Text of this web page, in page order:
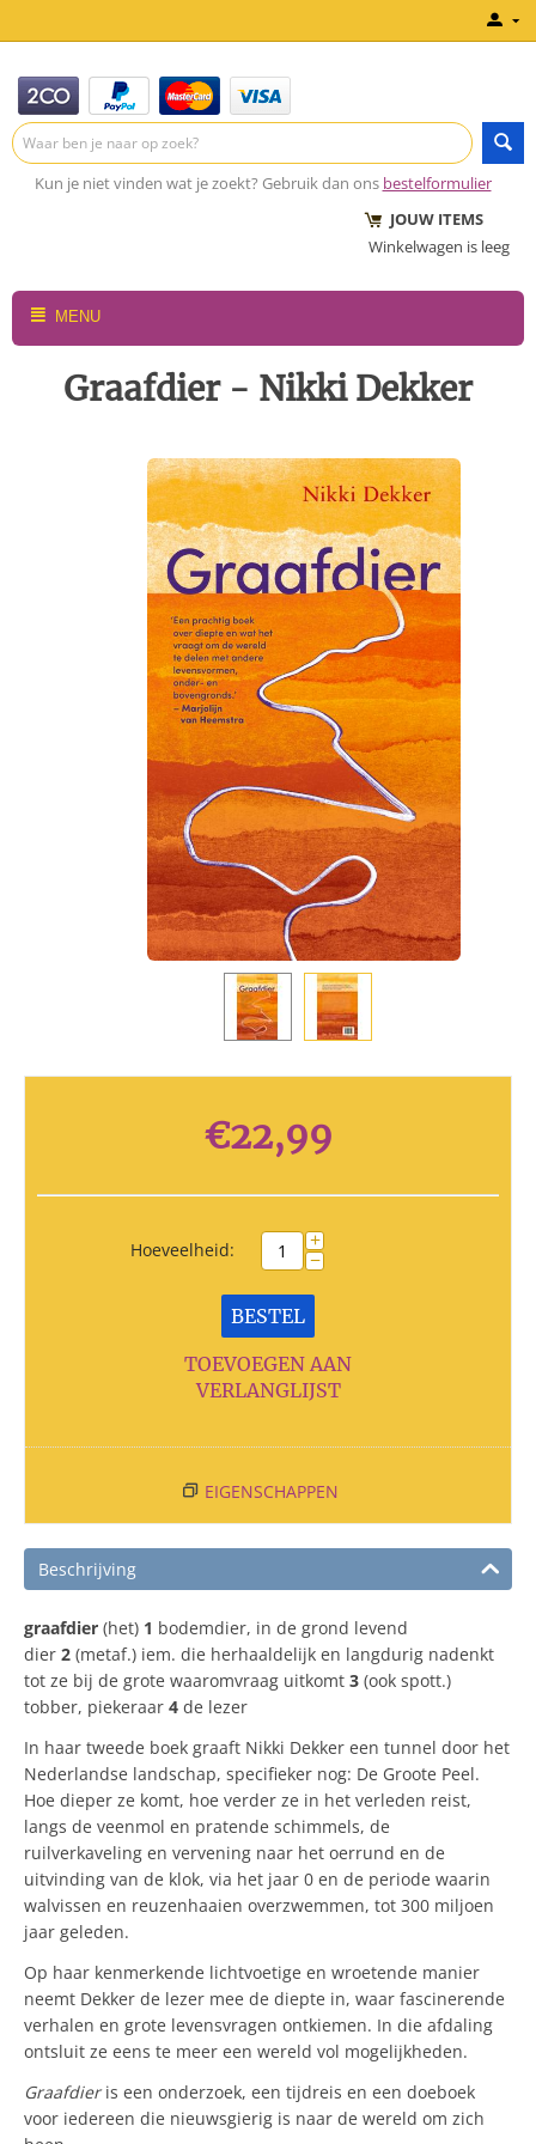
Kun je niet vinden wat je zoekt? Gebruik dan ons bestelformulier
JOUW ITEMS
Winkelwagen is leeg
MENU
Graafdier - Nikki Dekker
€22,99
Hoeveelheid: +
−
BESTEL
TOEVOEGEN AAN
VERLANGLIJST
EIGENSCHAPPEN
Beschrijving
graafdier (het) 1 bodemdier, in de grond levend
dier 2 (metaf.) iem. die herhaaldelijk en langdurig nadenkt
tot ze bij de grote waaromvraag uitkomt 3 (ook spott.)
tobber, piekeraar 4 de lezer
In haar tweede boek graaft Nikki Dekker een tunnel door het
Nederlandse landschap, specifieker nog: De Groote Peel.
Hoe dieper ze komt, hoe verder ze in het verleden reist,
langs de veenmol en pratende schimmels, de
ruilverkaveling en vervening naar het oerrund en de
uitvinding van de klok, via het jaar 0 en de periode waarin
walvissen en reuzenhaaien overzwemmen, tot 300 miljoen
jaar geleden.
Op haar kenmerkende lichtvoetige en wroetende manier
neemt Dekker de lezer mee de diepte in, waar fascinerende
verhalen en grote levensvragen ontkiemen. In die afdaling
ontsluit ze eens te meer een wereld vol mogelijkheden.
Graafdieris een onderzoek, een tijdreis en een doeboek
voor iedereen die nieuwsgierig is naar de wereld om zich